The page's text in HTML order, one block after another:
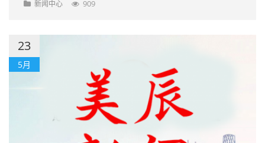
新闻中心 909
23
5月